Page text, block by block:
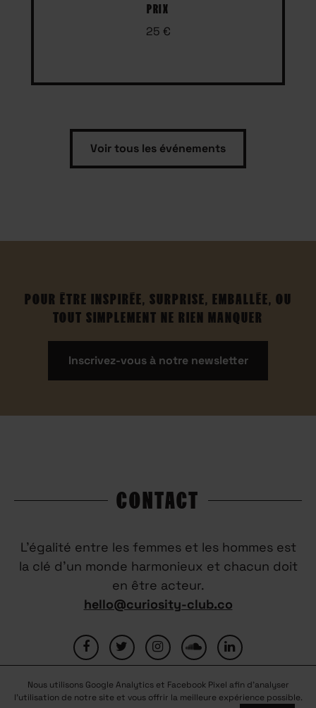
PRIX
25 €
Voir tous les événements
POUR ÊTRE INSPIRÉE, SURPRISE, EMBALLÉE, OU
TOUT SIMPLEMENT NE RIEN MANQUER
Inscrivez-vous à notre newsletter
CONTACT
L’égalité entre les femmes et les hommes est
la clé d’un monde harmonieux et chacun doit
en être acteur.
hello@curiosity-club.co
FAQ CONTACTEZ-NOUS
MENTIONS LÉGALES
Nous utilisons Google Analytics et Facebook Pixel afin d'analyser
l'utilisation de notre site et vous offrir la meilleure expérience possible.